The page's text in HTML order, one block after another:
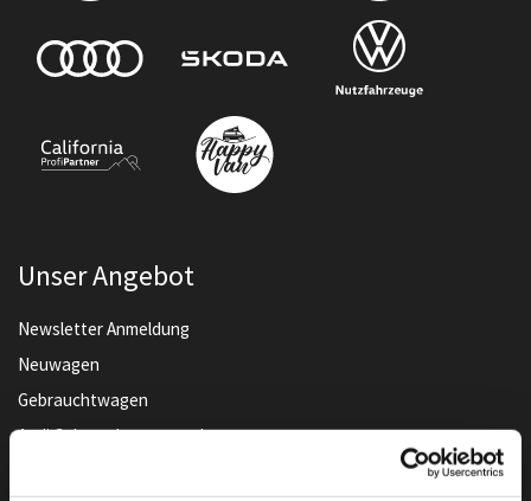
Unser Angebot
Newsletter Anmeldung
Neuwagen
Gebrauchtwagen
Audi Gebrauchtwagen :plus